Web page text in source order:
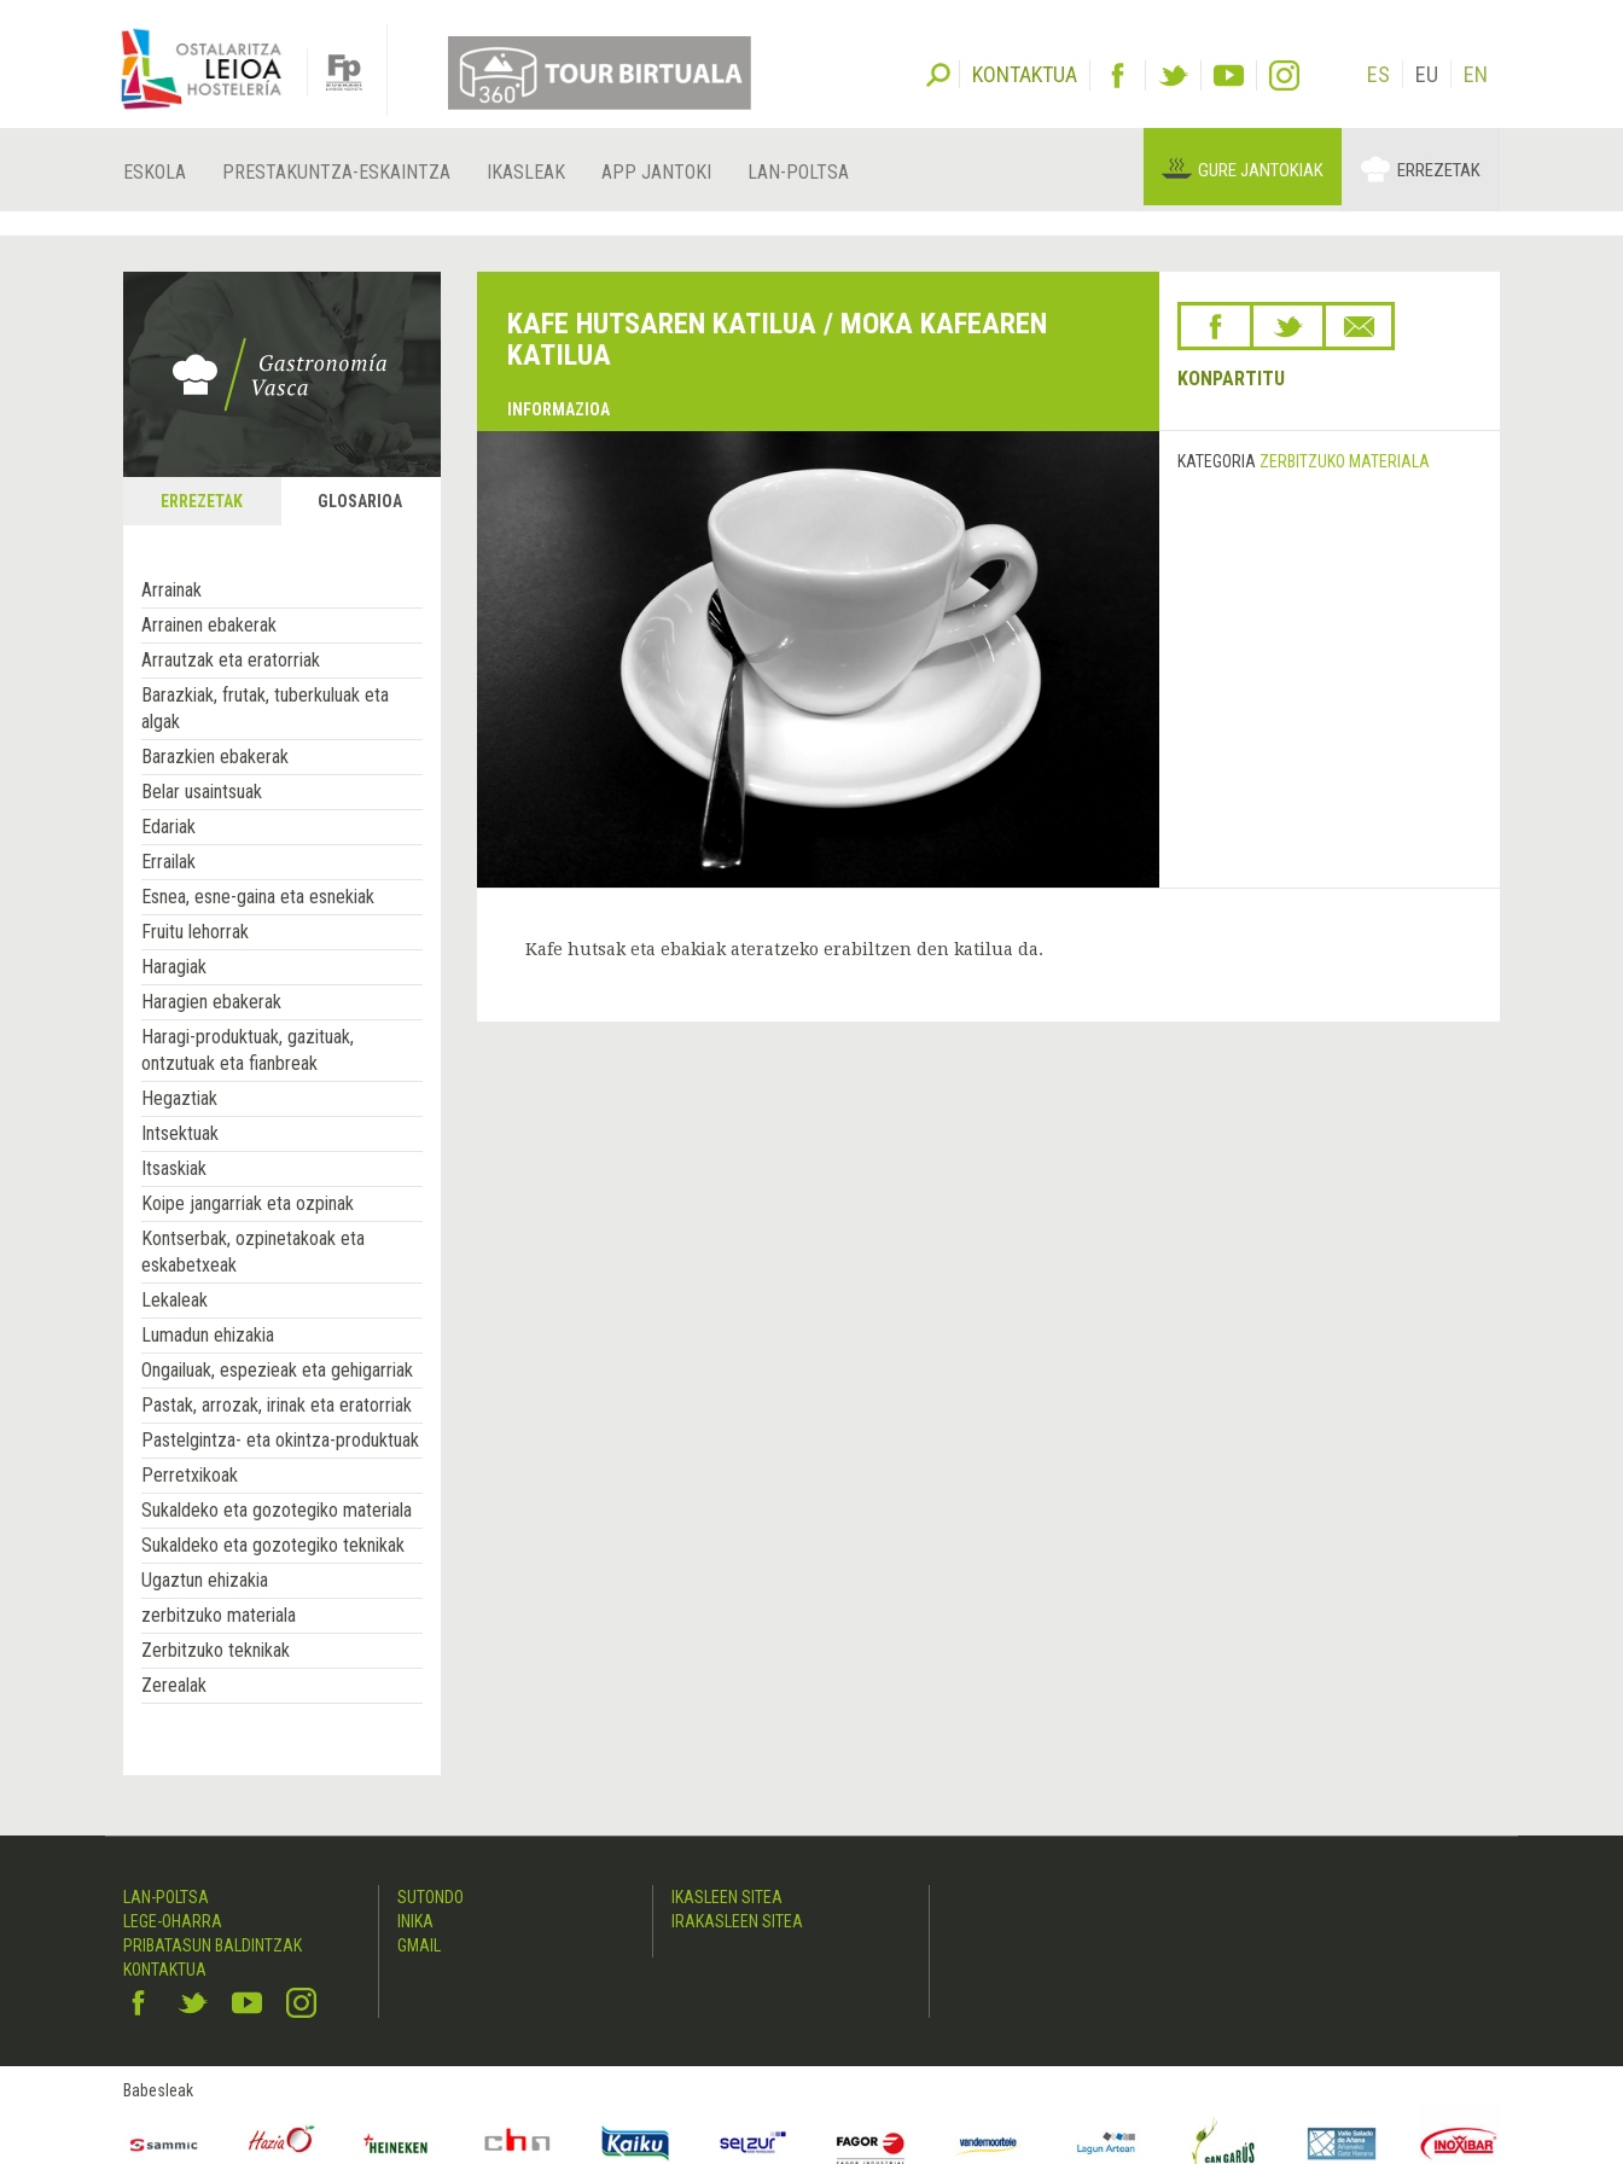
KONTAKTUA ES EU EN
ESKOLA PRESTAKUNTZA-ESKAINTZA IKASLEAK APP JANTOKI LAN-POLTSA GURE JANTOKIAK ERREZETAK
ERREZETAK GLOSARIOA
Arrainak
Arrainen ebakerak
Arrautzak eta eratorriak
Barazkiak, frutak, tuberkuluak eta
algak
Barazkien ebakerak
Belar usaintsuak
Edariak
Errailak
Esnea, esne-gaina eta esnekiak
Fruitu lehorrak
Haragiak
Haragien ebakerak
Haragi-produktuak, gazituak,
ontzutuak eta fianbreak
Hegaztiak
Intsektuak
Itsaskiak
Koipe jangarriak eta ozpinak
Kontserbak, ozpinetakoak eta
eskabetxeak
Lekaleak
Lumadun ehizakia
Ongailuak, espezieak eta gehigarriak
Pastak, arrozak, irinak eta eratorriak
Pastelgintza- eta okintza-produktuak
Perretxikoak
Sukaldeko eta gozotegiko materiala
Sukaldeko eta gozotegiko teknikak
Ugaztun ehizakia
zerbitzuko materiala
Zerbitzuko teknikak
Zerealak
KAFE HUTSAREN KATILUA / MOKA KAFEAREN
KATILUA
INFORMAZIOA
KONPARTITU
KATEGORIA ZERBITZUKO MATERIALA
Kafe hutsak eta ebakiak ateratzeko erabiltzen den katilua da.
LAN-POLTSA
LEGE-OHARRA
PRIBATASUN BALDINTZAK
KONTAKTUA
SUTONDO
INIKA
GMAIL
IKASLEEN SITEA
IRAKASLEEN SITEA
Babesleak